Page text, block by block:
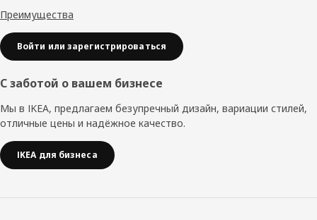
Преимущества
Войти или зарегистрироваться
С заботой о вашем бизнесе
Мы в IKEA, предлагаем безупречный дизайн, вариации стилей,
отличные цены и надёжное качество.
IKEA для бизнеса